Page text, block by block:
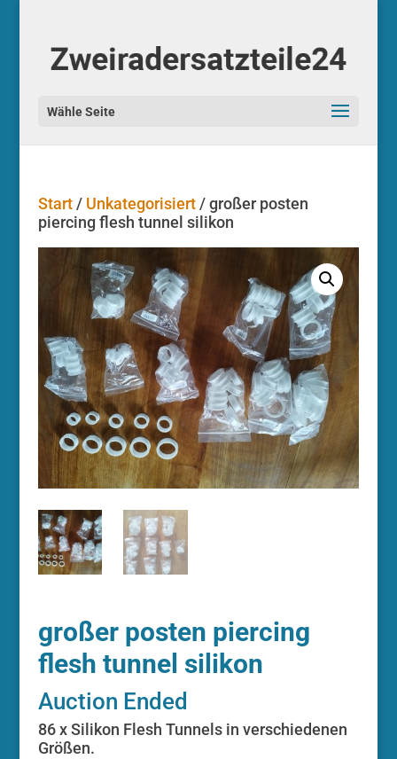
Start/ Unkategorisiert/ großer posten
piercing flesh tunnel silikon
großer posten piercing
flesh tunnel silikon
Auction Ended
86 x Silikon Flesh Tunnels in verschiedenen
Größen.